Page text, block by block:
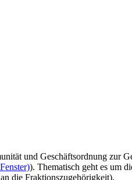
und Geschäftsordnung zur
). Thematisch geht es um
die Fraktionszugehörigkeit).